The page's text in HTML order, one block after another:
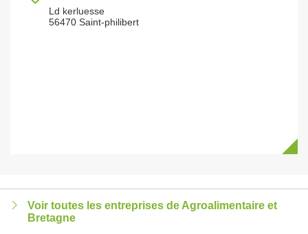
Ld kerluesse
56470 Saint-philibert
Voir toutes les entreprises de Agroalimentaire et
Bretagne